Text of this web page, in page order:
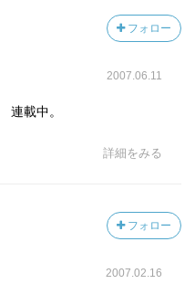
フォロー
2007.06.11
載中。
詳細をみる
フォロー
2007.02.16